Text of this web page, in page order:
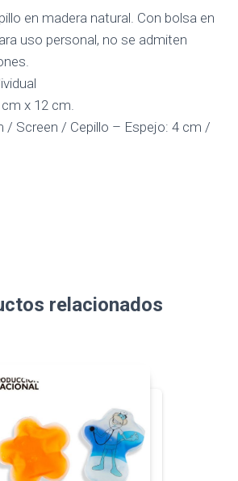
en madera natural. Con bolsa en
uso personal, no se admiten
x 12 cm.
/ Screen / Cepillo – Espejo: 4 cm /
relacionados